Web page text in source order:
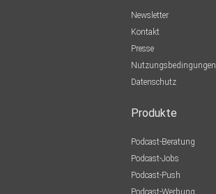
Newsletter
Kontakt
Presse
Nutzungsbedingungen
Datenschutz
Produkte
Podcast-Beratung
Podcast-Jobs
Podcast-Push
Podcast-Werbung